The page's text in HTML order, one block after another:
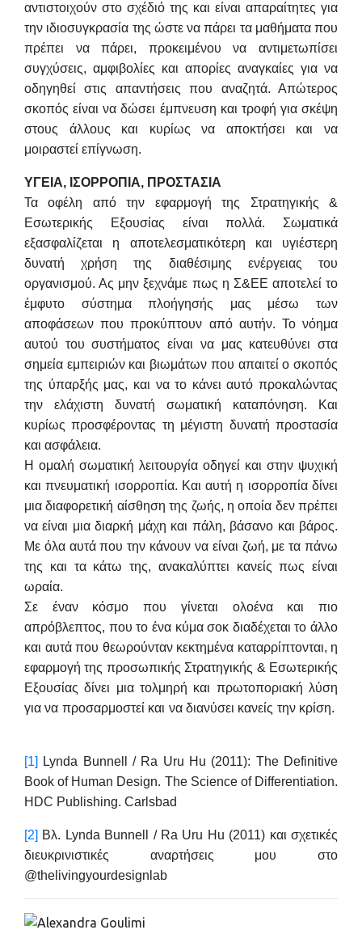
αντιστοιχούν στο σχέδιό της και είναι απαραίτητες για
την ιδιοσυγκρασία της ώστε να πάρει τα μαθήματα που
πρέπει να πάρει, προκειμένου να αντιμετωπίσει
συγχύσεις, αμφιβολίες και απορίες αναγκαίες για να
οδηγηθεί στις απαντήσεις που αναζητά. Απώτερος
σκοπός είναι να δώσει έμπνευση και τροφή για σκέψη
στους άλλους και κυρίως να αποκτήσει και να
μοιραστεί επίγνωση.
ΥΓΕΙΑ, ΙΣΟΡΡΟΠΙΑ, ΠΡΟΣΤΑΣΙΑ
Τα οφέλη από την εφαρμογή της Στρατηγικής &
Εσωτερικής Εξουσίας είναι πολλά. Σωματικά
εξασφαλίζεται η αποτελεσματικότερη και υγιέστερη
δυνατή χρήση της διαθέσιμης ενέργειας του
οργανισμού. Ας μην ξεχνάμε πως η Σ&ΕΕ αποτελεί το
έμφυτο σύστημα πλοήγησής μας μέσω των
αποφάσεων που προκύπτουν από αυτήν. Το νόημα
αυτού του συστήματος είναι να μας κατευθύνει στα
σημεία εμπειριών και βιωμάτων που απαιτεί ο σκοπός
της ύπαρξής μας, και να το κάνει αυτό προκαλώντας
την ελάχιστη δυνατή σωματική καταπόνηση. Και
κυρίως προσφέροντας τη μέγιστη δυνατή προστασία
και ασφάλεια.
Η ομαλή σωματική λειτουργία οδηγεί και στην ψυχική
και πνευματική ισορροπία. Και αυτή η ισορροπία δίνει
μια διαφορετική αίσθηση της ζωής, η οποία δεν πρέπει
να είναι μια διαρκή μάχη και πάλη, βάσανο και βάρος.
Με όλα αυτά που την κάνουν να είναι ζωή, με τα πάνω
της και τα κάτω της, ανακαλύπτει κανείς πως είναι
ωραία.
Σε έναν κόσμο που γίνεται ολοένα και πιο
απρόβλεπτος, που το ένα κύμα σοκ διαδέχεται το άλλο
και αυτά που θεωρούνταν κεκτημένα καταρρίπτονται, η
εφαρμογή της προσωπικής Στρατηγικής & Εσωτερικής
Εξουσίας δίνει μια τολμηρή και πρωτοποριακή λύση
για να προσαρμοστεί και να διανύσει κανείς την κρίση.
[1]
Lynda Bunnell / Ra Uru Hu (2011): The Definitive
Book of Human Design. The Science of Differentiation.
HDC Publishing. Carlsbad
[2] Βλ. Lynda Bunnell / Ra Uru Hu (2011) και σχετικές
διευκρινιστικές αναρτήσεις μου στο
@thelivingyourdesignlab